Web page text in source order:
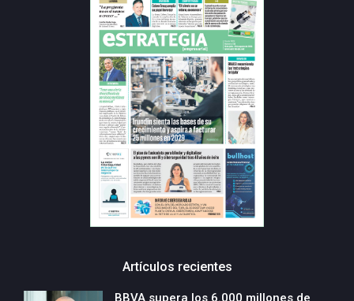
Artículos recientes
BBVA supera los 6.000 millones de